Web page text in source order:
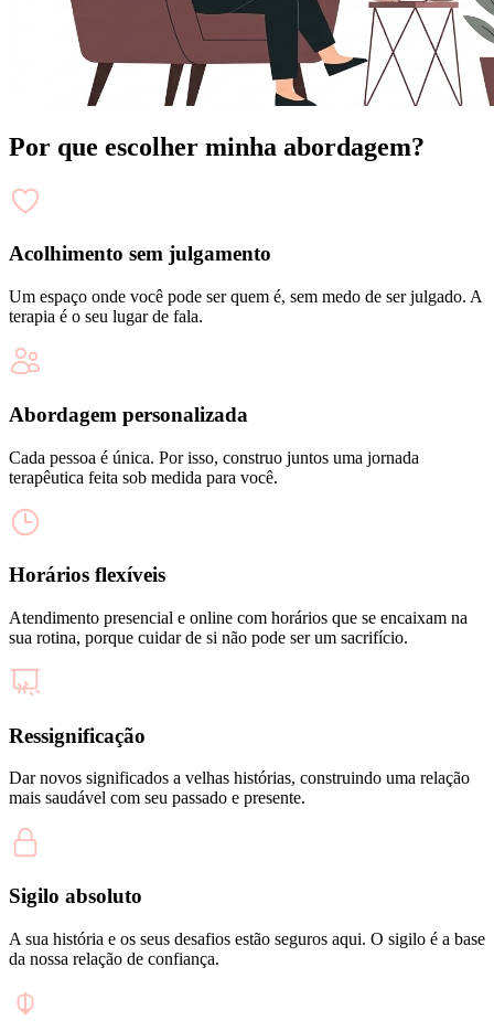
Por que escolher minha abordagem?
Acolhimento sem julgamento
Um espaço onde você pode ser quem é, sem medo de ser julgado. A
terapia é o seu lugar de fala.
Abordagem personalizada
Cada pessoa é única. Por isso, construo juntos uma jornada
terapêutica feita sob medida para você.
Horários flexíveis
Atendimento presencial e online com horários que se encaixam na
sua rotina, porque cuidar de si não pode ser um sacrifício.
Ressignificação
Dar novos significados a velhas histórias, construindo uma relação
mais saudável com seu passado e presente.
Sigilo absoluto
A sua história e os seus desafios estão seguros aqui. O sigilo é a base
da nossa relação de confiança.